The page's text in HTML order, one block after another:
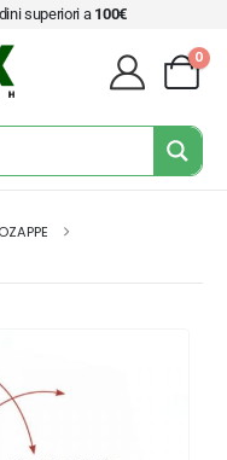
superiori a 100€
0